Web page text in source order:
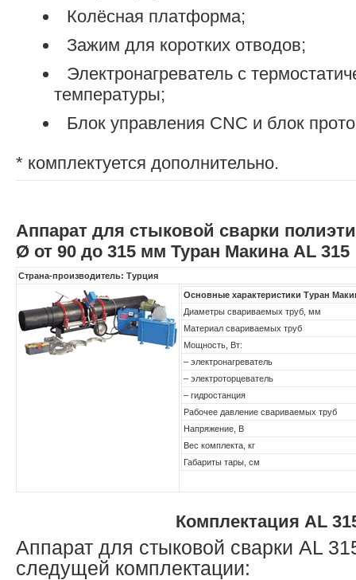
Колёсная платформа;
Зажим для коротких отводов;
Электронагреватель с
температуры;
Блок управления CNC и блок
* комплектуется дополнительно.
Аппарат для стыковой сварки
Ø от 90 до 315 мм Туран Макина AL 315
Страна-производитель: Турция
Основные характеристики Туран
Диаметры свариваемых труб, мм
Материал свариваемых труб
Мощность, Вт:
– электронагреватель
– электроторцеватель
– гидростанция
Рабочее давление свариваемых труб
Напряжение, В
Вес комплекта, кг
Габариты тары, см
Комплектация AL
Аппарат для стыковой сварки AL
следущей комплектации: